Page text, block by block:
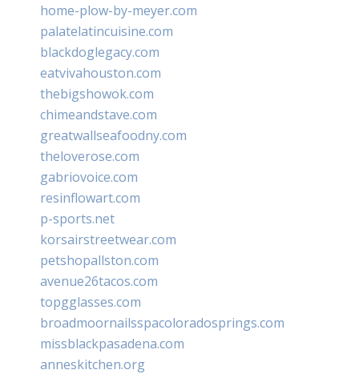
home-plow-by-meyer.com
palatelatincuisine.com
blackdoglegacy.com
eatvivahouston.com
thebigshowok.com
chimeandstave.com
greatwallseafoodny.com
theloverose.com
gabriovoice.com
resinflowart.com
p-sports.net
korsairstreetwear.com
petshopallston.com
avenue26tacos.com
topgglasses.com
broadmoornailsspacoloradosprings.com
missblackpasadena.com
anneskitchen.org